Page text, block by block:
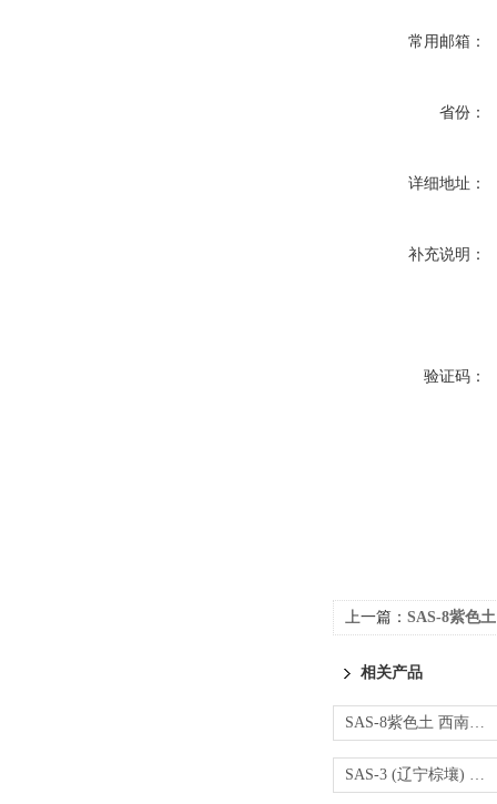
常用邮箱：
省份：
详细地址：
补充说明：
验证码：
上一篇： SAS-8紫色土
相关产品
SAS-8紫色土 西南区农用地土壤标准物质
SAS-3 (辽宁棕壤) 500g/瓶 土壤标准物质